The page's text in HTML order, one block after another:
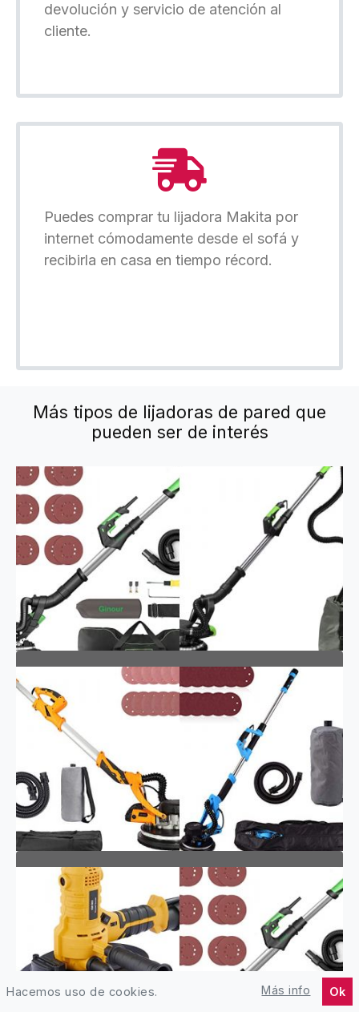
devolución y servicio de atención al
cliente.
Puedes comprar tu lijadora Makita por
internet cómodamente desde el sofá y
recibirla en casa en tiempo récord.
Más tipos de lijadoras de pared que
pueden ser de interés
LIJADORAS DE PARED
KORMAN
LIJADORAS DE PARED
GRANDMA
Hacemos uso de cookies. Más info Ok